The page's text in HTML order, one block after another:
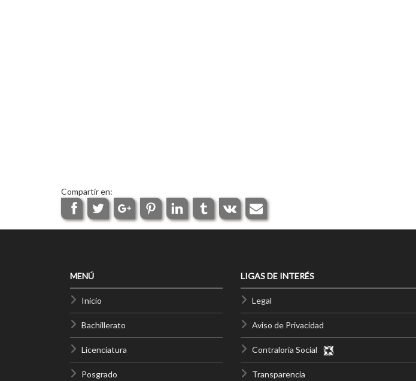
Compartir en:
MENÚ
Inicio
Bachillerato
Licenciatura
Posgrado
LIGAS DE INTERÉS
Legal
Aviso de Privacidad
Contraloría Social
Transparencia